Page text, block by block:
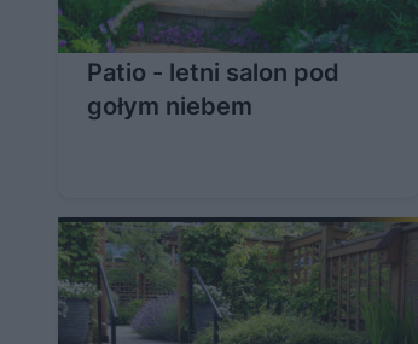
Patio - letni salon pod
gołym niebem